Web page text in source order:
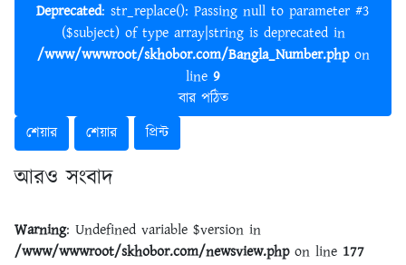
Deprecated: str_replace(): Passing null to parameter #3
($subject) of type array|string is deprecated in
/www/wwwroot/skhobor.com/Bangla_Number.phpon
line 9
বার পঠিত
শেয়ার
শেয়ার প্রিন্ট
আরও সংবাদ
Warning: Undefined variable $version in
/www/wwwroot/skhobor.com/newsview.phpon line 177